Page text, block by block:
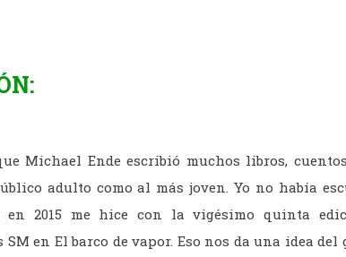
Michael Ende escribió muchos libros,
adulto como al más joven. Yo no había
en 2015 me hice con la vigésimo quinta
en El barco de vapor. Eso nos da una idea